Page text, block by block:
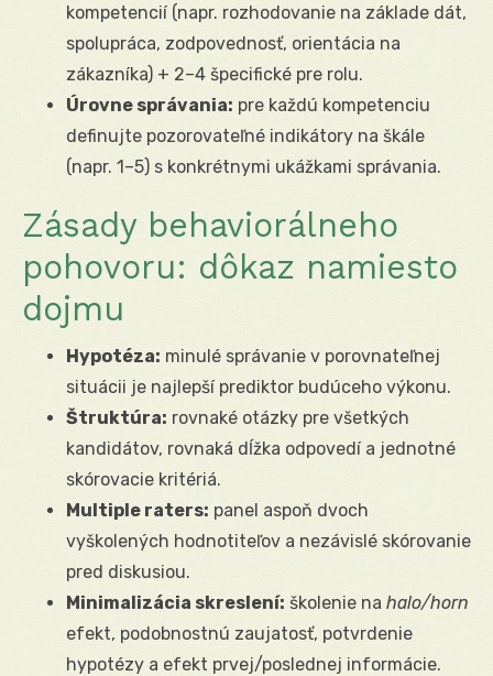
kompetencií (napr. rozhodovanie na základe dát,
spolupráca, zodpovednosť, orientácia na
zákazníka) + 2–4 špecifické pre rolu.
Úrovne správania: pre každú kompetenciu
definujte pozorovateľné indikátory na škále
(napr. 1–5) s konkrétnymi ukážkami správania.
Zásady behaviorálneho
pohovoru: dôkaz namiesto
dojmu
Hypotéza: minulé správanie v porovnateľnej
situácii je najlepší prediktor budúceho výkonu.
Štruktúra: rovnaké otázky pre všetkých
kandidátov, rovnaká dĺžka odpovedí a jednotné
skórovacie kritériá.
Multiple raters: panel aspoň dvoch
vyškolených hodnotiteľov a nezávislé skórovanie
pred diskusiou.
Minimalizácia skreslení: školenie na halo/horn
efekt, podobnostnú zaujatosť, potvrdenie
hypotézy a efekt prvej/poslednej informácie.